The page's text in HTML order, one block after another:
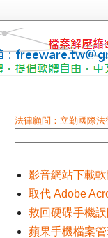
法律顧問：立勤國際
影音網站下載
取代 Adobe
救回硬碟手機
蘋果手機檔案